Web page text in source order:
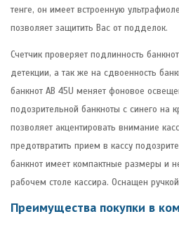
тенге, он имеет встроенную
позволяет защитить Вас от подделок.
Счетчик проверяет подлинность
детекции, а так же на сдвоенность
банкнот AB 45U меняет фоновое
подозрительной банкноты с синего на
позволяет акцентировать внимание
предотвратить прием в кассу
банкнот имеет компактные размеры и
рабочем столе кассира. Оснащен
Преимущества покупки в